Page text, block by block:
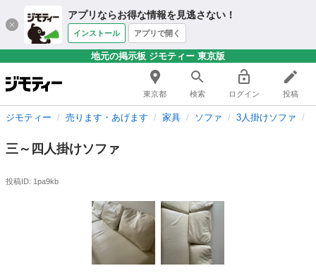
アプリならお得な情報を見逃さない！
インストール アプリで開く
地元の掲示板 ジモティー 東京版
東京都 検索 ログイン 投稿
ジモティー 売ります・あげます 家具 ソファ 3人掛けソファ
三～四人掛けソファ
投稿ID: 1pa9kb